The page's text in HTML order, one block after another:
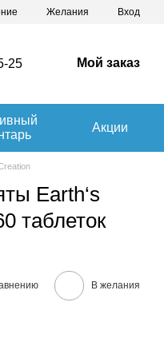
Желания Вход
25 Мой заказ
Акции
Earth‘s
таблеток
В желания